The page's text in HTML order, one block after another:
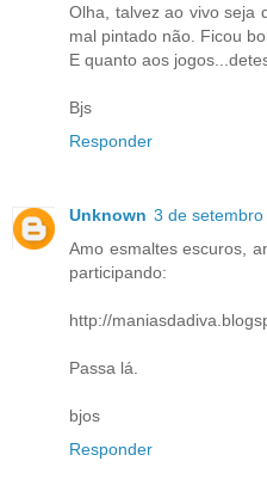
Olha, talvez ao vivo seja
mal pintado não. Ficou
E quanto aos
Bjs
Responder
Unknown 3 de
Amo esmaltes escuros,
participando:
http://
Passa lá.
bjos
Responder